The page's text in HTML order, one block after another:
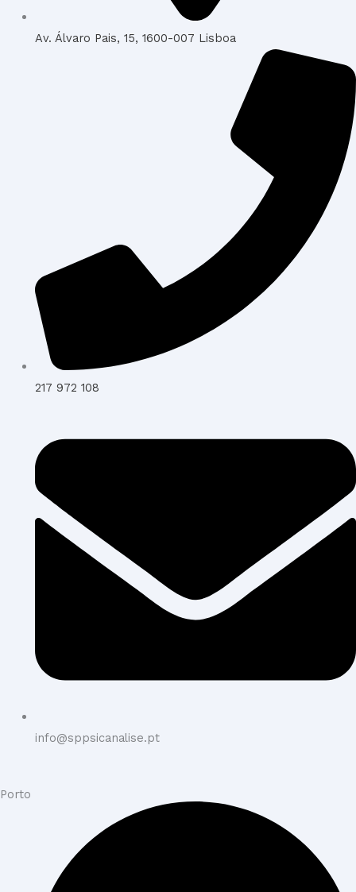
Av. Álvaro Pais, 15, 1600-007 Lisboa
217 972 108
info@sppsicanalise.pt
Porto